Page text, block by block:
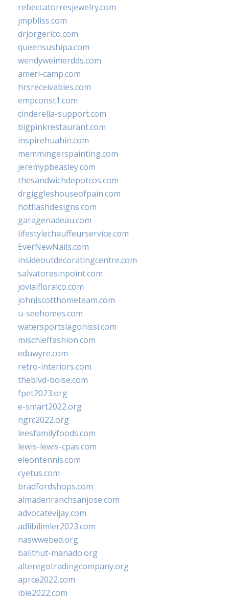
rebeccatorresjewelry.com
jmpbliss.com
drjorgerico.com
queensushipa.com
wendyweimerdds.com
ameri-camp.com
hrsreceivables.com
empconst1.com
cinderella-support.com
bigpinkrestaurant.com
inspirehuahin.com
memmingerspainting.com
jeremypbeasley.com
thesandwichdepotcos.com
drgiggleshouseofpain.com
hotflashdesigns.com
garagenadeau.com
lifestylechauffeurservice.com
EverNewNails.com
insideoutdecoratingcentre.com
salvatoresinpoint.com
jovialfloralco.com
johnlscotthometeam.com
u-seehomes.com
watersportslagonissi.com
mischieffashion.com
eduwyre.com
retro-interiors.com
theblvd-boise.com
fpet2023.org
e-smart2022.org
ngrc2022.org
leesfamilyfoods.com
lewis-lewis-cpas.com
eleontennis.com
cyetus.com
bradfordshops.com
almadenranchsanjose.com
advocatevijay.com
adlibilimler2023.com
naswwebed.org
balithut-manado.org
alteregotradingcompany.org
aprce2022.com
ibie2022.com